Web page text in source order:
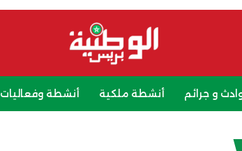
و جرائم أنشطة ملكية أنشطة وفعاليات